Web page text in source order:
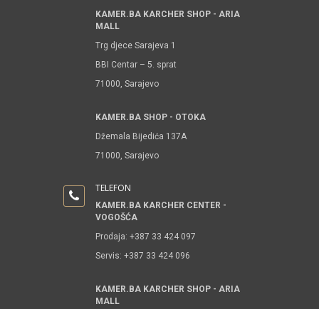
KAMER.BA KARCHER SHOP - ARIA
MALL
Trg djece Sarajeva 1
BBI Centar – 5. sprat
71000, Sarajevo
KAMER.BA SHOP - OTOKA
Džemala Bijedića 137A
71000, Sarajevo
TELEFON
KAMER.BA KARCHER CENTER -
VOGOŠĆA
Prodaja: +387 33 424 097
Servis: +387 33 424 096
KAMER.BA KARCHER SHOP - ARIA
MALL